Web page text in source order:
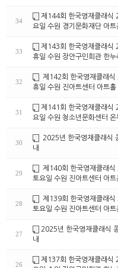
34
제144회 한국영재클래식
요일 수원 경기문화재단 아트
33
제143회 한국영재클래식
휴일 수원 장안구민회관 한누
32
제142회 한국영재클래
휴일 수원 진아트센터 아트홀
31
제141회 한국영재클래식
요일 수원 청소년문화센터 온
30
2025년 한국영재클래식
내
29
제140회 한국영재클래
토요일 수원 진아트센터 아트
28
제139회 한국영재클래
토요일 수원 진아트센터 아트
27
2025년 한국영재클래식
내
26
제137회 한국영재클래식